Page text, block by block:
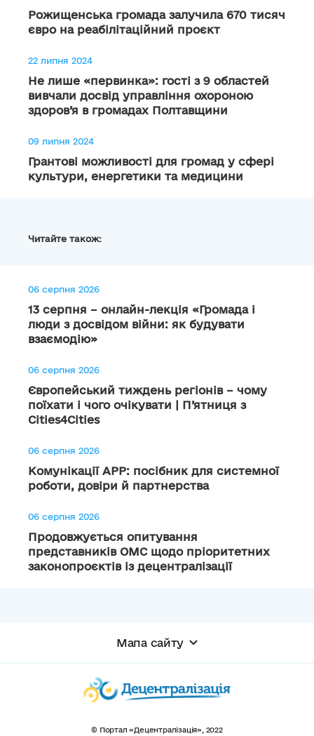
Рожищенська громада залучила 670 тисяч
євро на реабілітаційний проєкт
22 липня 2024
Не лише «первинка»: гості з 9 областей
вивчали досвід управління охороною
здоров’я в громадах Полтавщини
09 липня 2024
Грантові можливості для громад у сфері
культури, енергетики та медицини
Читайте також:
06 серпня 2026
13 серпня – онлайн-лекція «Громада і
люди з досвідом війни: як будувати
взаємодію»
06 серпня 2026
Європейський тиждень регіонів – чому
поїхати і чого очікувати | П’ятниця з
Cities4Cities
06 серпня 2026
Комунікації АРР: посібник для системної
роботи, довіри й партнерства
06 серпня 2026
Продовжується опитування
представників ОМС щодо пріоритетних
законопроєктів із децентралізації
Мапа сайту
© Портал «Децентралізація», 2022